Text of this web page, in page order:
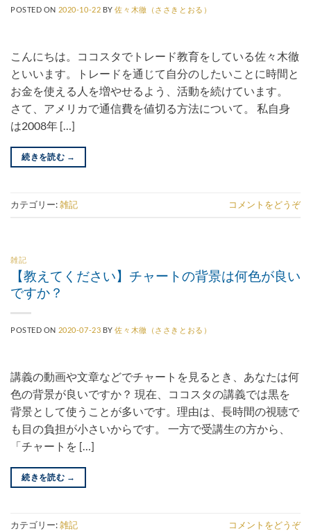
POSTED ON 2020-10-22 BY佐々木徹（ささきとおる）
こんにちは。ココスタでトレード教育をしている佐々木徹
といいます。トレードを通じて自分のしたいことに時間と
お金を使える人を増やせるよう、活動を続けています。
さて、アメリカで通信費を値切る方法について。 私自身
は2008年 […]
続きを読む →
カテゴリー:雑記 コメントをどうぞ
雑記
【教えてください】チャートの背景は何色が良い
ですか？
POSTED ON 2020-07-23 BY佐々木徹（ささきとおる）
講義の動画や文章などでチャートを見るとき、あなたは何
色の背景が良いですか？ 現在、ココスタの講義では黒を
背景として使うことが多いです。理由は、長時間の視聴で
も目の負担が小さいからです。 一方で受講生の方から、
「チャートを […]
続きを読む →
カテゴリー:雑記 コメントをどうぞ